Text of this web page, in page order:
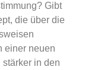
Gibt
die über die
einer neuen
in den